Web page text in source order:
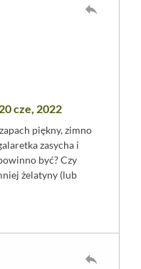
20 cze, 2022
zapach piękny, zimno
zasycha i
być? Czy
żelatyny (lub
reply
reply